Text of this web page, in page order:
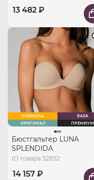
13 482 ₽
НОВИНКА
БАЗА
ОРИГИНАЛ
ПРЕМИУМ
Бюстгальтер LUNA
SPLENDIDA
ID товара 52852
14 157 ₽